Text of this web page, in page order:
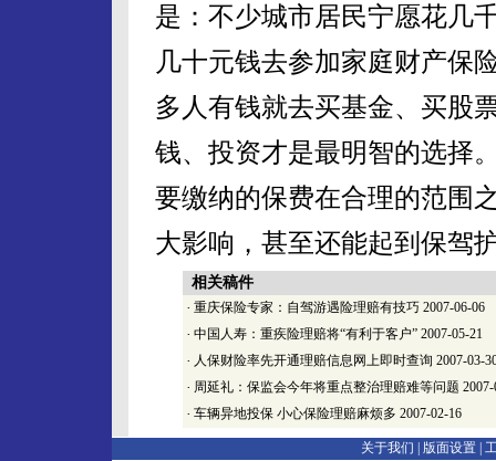
是：不少城市居民宁愿花几
几十元钱去参加家庭财产保
多人有钱就去买基金、买股
钱、投资才是最明智的选择
要缴纳的保费在合理的范围
大影响，甚至还能起到保驾
相关稿件
· 重庆保险专家：自驾游遇险理赔有技巧 2007-06-06
· 中国人寿：重疾险理赔将“有利于客户” 2007-05-21
· 人保财险率先开通理赔信息网上即时查询 2007-03-
· 周延礼：保监会今年将重点整治理赔难等问题
· 车辆异地投保 小心保险理赔麻烦多 2007-02-16
关于我们 | 版面设置